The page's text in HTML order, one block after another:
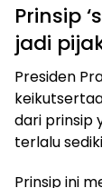
Prinsip
jadi
Presiden
dari prinsip
terlalu
Prinsip ini